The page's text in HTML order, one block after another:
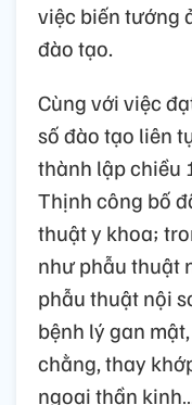
việc biến tướng
đào tạo.
Cùng với việc
số đào tạo liên
thành lập chiều
Thịnh công bố
thuật y khoa;
như phẫu thuật
phẫu thuật nội
bệnh lý gan
chằng, thay
ngoại thần